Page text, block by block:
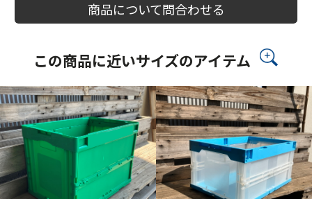
商品について問合わせる
この商品に近いサイズのアイテム